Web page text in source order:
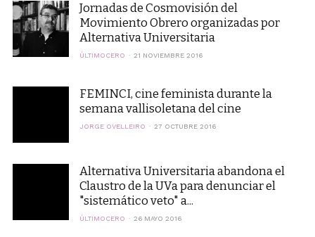
Jornadas de Cosmovisión del
Movimiento Obrero organizadas por
Alternativa Universitaria
ÚLTIMOCERO 21 NOVIEMBRE 2016
FEMINCI, cine feminista durante la
semana vallisoletana del cine
JORGE OVELLEIRO 27 OCTUBRE 2016
Alternativa Universitaria abandona el
Claustro de la UVa para denunciar el
"sistemático veto" a...
ÚLTIMOCERO 26 MAYO 2016